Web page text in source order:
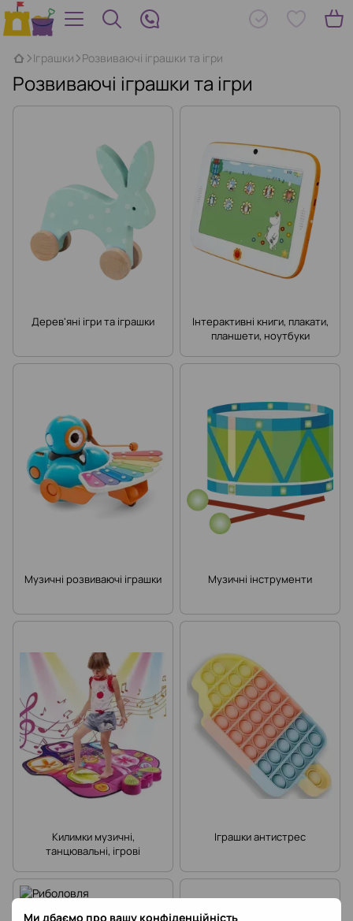
Ми дбаємо про вашу конфіденційність
Іграшки Розвиваючі іграшки та ігри
Розвиваючі іграшки та ігри
Дерев'яні ігри та іграшки
Інтерактивні книги, плакати,
планшети, ноутбуки
Музичні розвиваючі іграшки Музичні інструменти
Килимки музичні,
танцювальні, ігрові
Іграшки антистрес